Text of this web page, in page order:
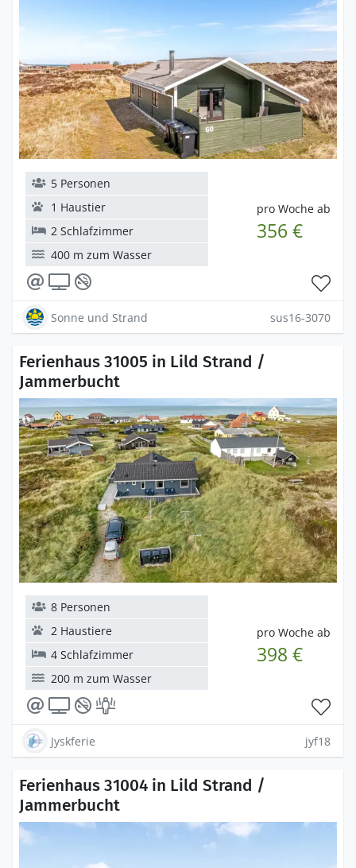
pro Woche ab
356 €
5 Personen
1 Haustier
2 Schlafzimmer
400 m zum Wasser
Sonne und Strand sus16-3070
Ferienhaus 31005 in Lild Strand /
Jammerbucht
pro Woche ab
398 €
8 Personen
2 Haustiere
4 Schlafzimmer
200 m zum Wasser
Jyskferie jyf18
Ferienhaus 31004 in Lild Strand /
Jammerbucht